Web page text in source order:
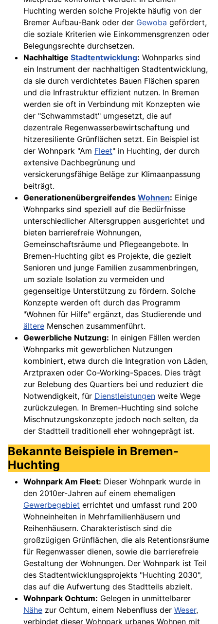
Huchting werden solche Projekte häufig von der
Bremer Aufbau-Bank oder der Gewoba gefördert,
die soziale Kriterien wie Einkommensgrenzen oder
Belegungsrechte durchsetzen.
Nachhaltige Stadtentwicklung: Wohnparks sind
ein Instrument der nachhaltigen Stadtentwicklung,
da sie durch verdichtetes Bauen Flächen sparen
und die Infrastruktur effizient nutzen. In Bremen
werden sie oft in Verbindung mit Konzepten wie
der "Schwammstadt" umgesetzt, die auf
dezentrale Regenwasserbewirtschaftung und
hitzeresiliente Grünflächen setzt. Ein Beispiel ist
der Wohnpark "Am Fleet" in Huchting, der durch
extensive Dachbegrünung und
versickerungsfähige Beläge zur Klimaanpassung
beiträgt.
Generationenübergreifendes Wohnen: Einige
Wohnparks sind speziell auf die Bedürfnisse
unterschiedlicher Altersgruppen ausgerichtet und
bieten barrierefreie Wohnungen,
Gemeinschaftsräume und Pflegeangebote. In
Bremen-Huchting gibt es Projekte, die gezielt
Senioren und junge Familien zusammenbringen,
um soziale Isolation zu vermeiden und
gegenseitige Unterstützung zu fördern. Solche
Konzepte werden oft durch das Programm
"Wohnen für Hilfe" ergänzt, das Studierende und
ältere Menschen zusammenführt.
Gewerbliche Nutzung: In einigen Fällen werden
Wohnparks mit gewerblichen Nutzungen
kombiniert, etwa durch die Integration von Läden,
Arztpraxen oder Co-Working-Spaces. Dies trägt
zur Belebung des Quartiers bei und reduziert die
Notwendigkeit, für Dienstleistungen weite Wege
zurückzulegen. In Bremen-Huchting sind solche
Mischnutzungskonzepte jedoch noch selten, da
der Stadtteil traditionell eher wohngeprägt ist.
Bekannte Beispiele in Bremen-
Huchting
Wohnpark Am Fleet: Dieser Wohnpark wurde in
den 2010er-Jahren auf einem ehemaligen
Gewerbegebiet errichtet und umfasst rund 200
Wohneinheiten in Mehrfamilienhäusern und
Reihenhäusern. Charakteristisch sind die
großzügigen Grünflächen, die als Retentionsräume
für Regenwasser dienen, sowie die barrierefreie
Gestaltung der Wohnungen. Der Wohnpark ist Teil
des Stadtentwicklungsprojekts "Huchting 2030",
das auf die Aufwertung des Stadtteils abzielt.
Wohnpark Ochtum: Gelegen in unmittelbarer
Nähe zur Ochtum, einem Nebenfluss der Weser,
verbindet dieser Wohnpark urbanes Wohnen mit